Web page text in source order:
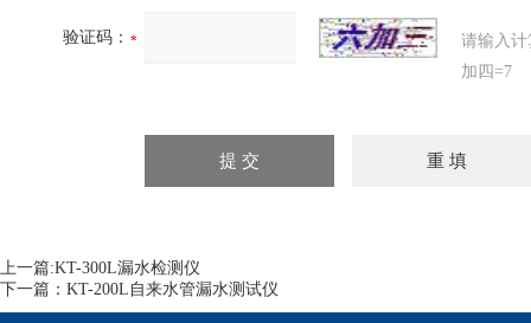
验证码：
请输入
加四=7
上一篇:KT-300L漏水检测仪
下一篇： KT-200L自来水管漏水测试仪